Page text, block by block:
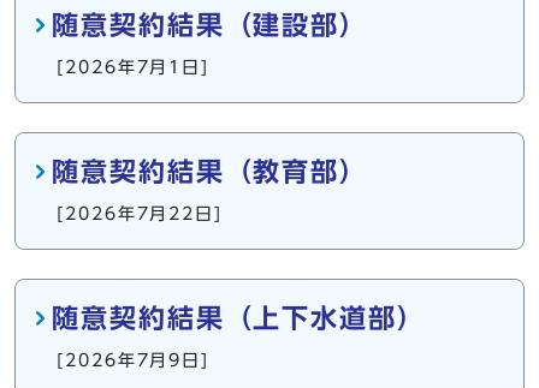
随意契約結果（建設部）
[2026年7月1日]
随意契約結果（教育部）
[2026年7月22日]
随意契約結果（上下水道部）
[2026年7月9日]